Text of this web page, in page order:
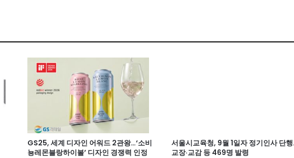
GS25, 세계 디자인 어워드 2관왕…‘소비
뇽레몬블랑하이볼’ 디자인 경쟁력 인정
서울시교육청, 9월 1일자 정기인사 단
교장·교감 등 469명 발령